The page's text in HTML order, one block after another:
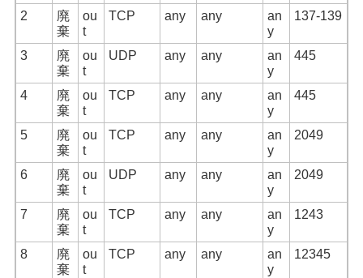
2
廃
棄
ou
t
TCP any any
an
y
137-139
3
廃
棄
ou
t
UDP any any
an
y
445
4
廃
棄
ou
t
TCP any any
an
y
445
5
廃
棄
ou
t
TCP any any
an
y
2049
6
廃
棄
ou
t
UDP any any
an
y
2049
7
廃
棄
ou
t
TCP any any
an
y
1243
8
廃
棄
ou
t
TCP any any
an
y
12345